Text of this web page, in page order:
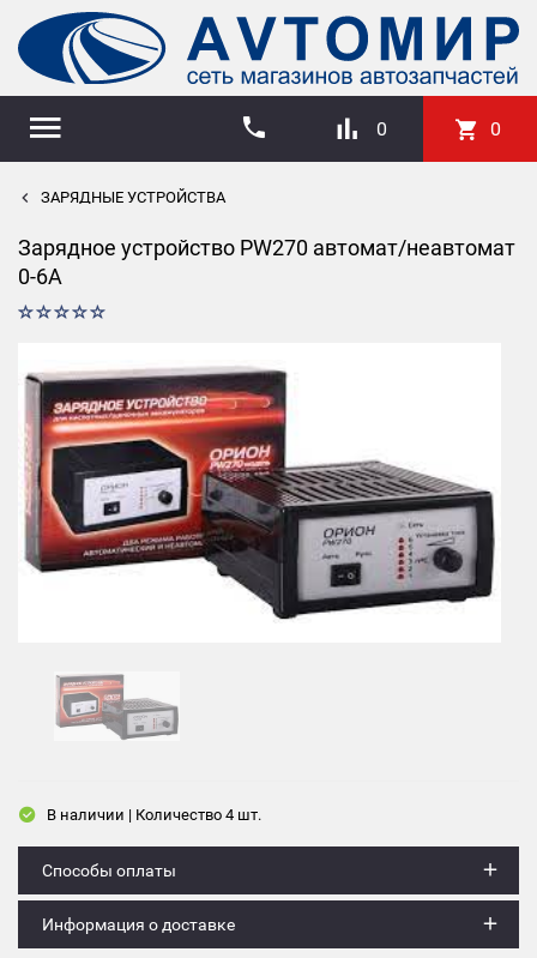
0 0
ЗАРЯДНЫЕ УСТРОЙСТВА
Зарядное устройство PW270 автомат/неавтомат
0-6А
В наличии | Количество 4 шт.
Способы оплаты
Информация о доставке